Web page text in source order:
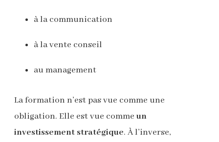
à la communication
à la vente conseil
au management
La formation n’est pas vue comme une
obligation. Elle est vue comme un
investissement stratégique. À l’inverse,